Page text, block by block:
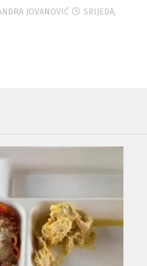
JOVANOVIĆ SRIJEDA,